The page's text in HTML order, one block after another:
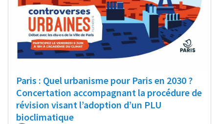
Paris : Quel urbanisme pour Paris en 2030 ?
Concertation accompagnant la procédure de
révision visant l’adoption d’un PLU
bioclimatique